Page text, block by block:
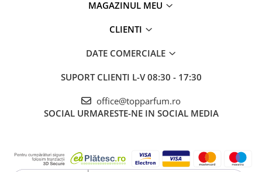
MAGAZINUL MEU
CLIENTI
DATE COMERCIALE
SUPORT CLIENTI L-V 08:30 - 17:30
office@topparfum.ro
SOCIAL URMARESTE-NE IN SOCIAL MEDIA